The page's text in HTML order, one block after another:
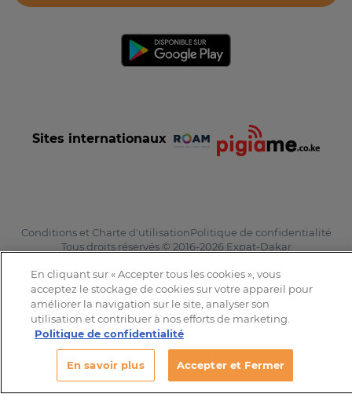
Sites internationaux
Conditions et Charte d'utilisationPolitique de confidentialité
Tous droits réservés © 2016-2026 Expat-Dakar
En cliquant sur « Accepter tous les cookies », vous
acceptez le stockage de cookies sur votre appareil pour
améliorer la navigation sur le site, analyser son
utilisation et contribuer à nos efforts de marketing.
Politique de confidentialité
En savoir plus Accepter et Fermer